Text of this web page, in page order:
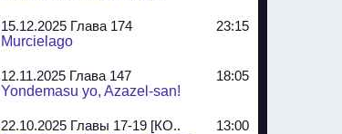
15.12.2025 Глава 174
23:15
Murcielago
12.11.2025 Глава 147
18:05
Yondemasu yo, Azazel-san!
22.10.2025 Главы 17-19 [КО..
13:00